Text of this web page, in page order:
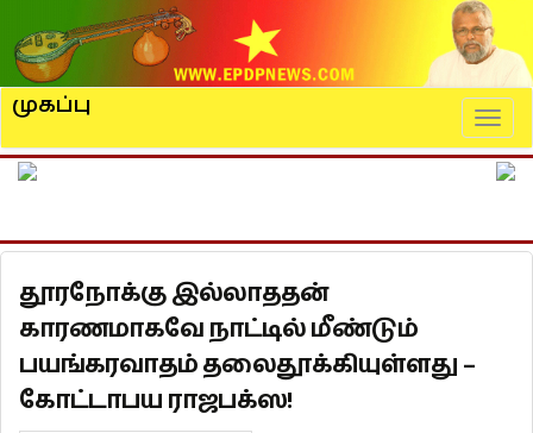
முகப்பு
தூரநோக்கு இல்லாததன்
காரணமாகவே நாட்டில் மீண்டும்
பயங்கரவாதம் தலைதூக்கியுள்ளது –
கோட்டாபய ராஜபக்ஸ!